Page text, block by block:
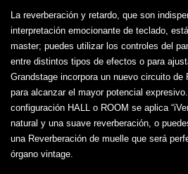
La reverberación y retardo, que son
interpretación emocionante de teclado,
master; puedes utilizar los controles del
entre distintos tipos de efectos o para
Grandstage incorpora un nuevo circuito de
para alcanzar el mayor potencial
configuración HALL o ROOM se aplica
natural y una suave reverberación, o
una Reverberación de muelle que será
órgano vintage.